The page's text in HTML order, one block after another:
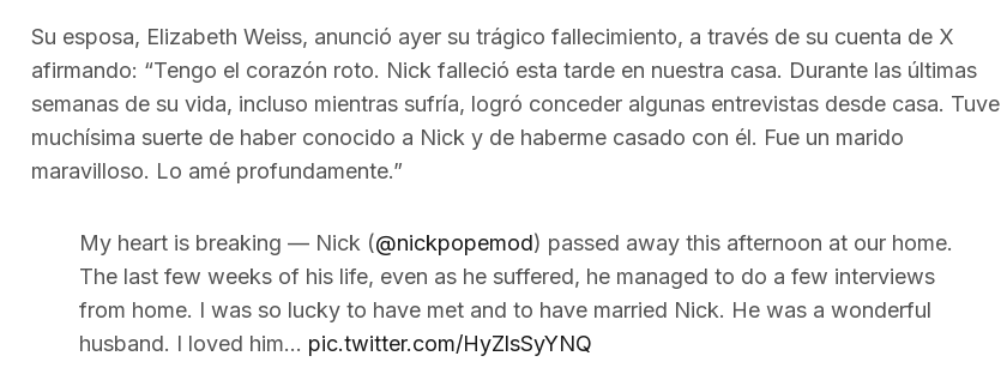
Su esposa, Elizabeth Weiss, anunció ayer su trágico fallecimiento, a través de su cuenta de X
afirmando: “Tengo el corazón roto. Nick falleció esta tarde en nuestra casa. Durante las últimas
semanas de su vida, incluso mientras sufría, logró conceder algunas entrevistas desde casa. Tuve
muchísima suerte de haber conocido a Nick y de haberme casado con él. Fue un marido
maravilloso. Lo amé profundamente.”
My heart is breaking — Nick (@nickpopemod) passed away this afternoon at our home.
The last few weeks of his life, even as he suffered, he managed to do a few interviews
from home. I was so lucky to have met and to have married Nick. He was a wonderful
husband. I loved him… pic.twitter.com/HyZlsSyYNQ